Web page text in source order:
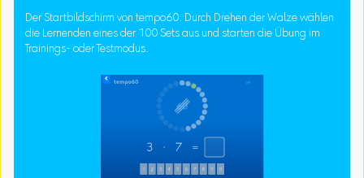
Der Startbildschirm von tempo60. Durch Drehen der Walze wählen
die Lernenden eines der 100 Sets aus und starten die Übung im
Trainings- oder Testmodus.